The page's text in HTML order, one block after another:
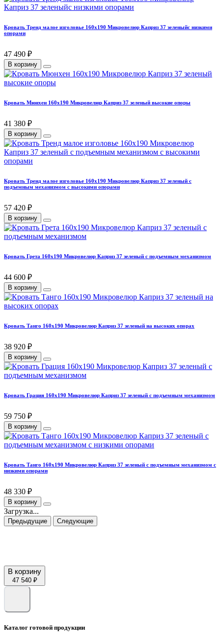
Кровать Тренд малое изголовье 160х190 Микровелюр Каприз 37 зеленыйс низкими
опорами
47 490 ₽
В корзину
Кровать Мюнхен 160х190 Микровелюр Каприз 37 зеленый высокие опоры
41 380 ₽
В корзину
Кровать Тренд малое изголовье 160х190 Микровелюр Каприз 37 зеленый с
подъемным механизмом с высокими опорами
57 420 ₽
В корзину
Кровать Грета 160х190 Микровелюр Каприз 37 зеленый с подъемным механизмом
44 600 ₽
В корзину
Кровать Танго 160х190 Микровелюр Каприз 37 зеленый на высоких опорах
38 920 ₽
В корзину
Кровать Грация 160х190 Микровелюр Каприз 37 зеленый с подъемным механизмом
59 750 ₽
В корзину
Кровать Танго 160х190 Микровелюр Каприз 37 зеленый с подъемным механизмом с
низкими опорами
48 330 ₽
В корзину
Загрузка...
Предыдущие Следующие
В корзину
47 540 ₽
Каталог готовой продукции